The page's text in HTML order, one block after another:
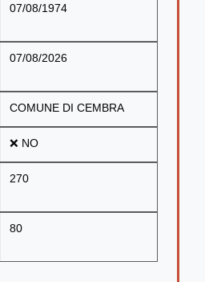
07/08/1974
07/08/2026
COMUNE DI CEMBRA
❌ NO
270
80